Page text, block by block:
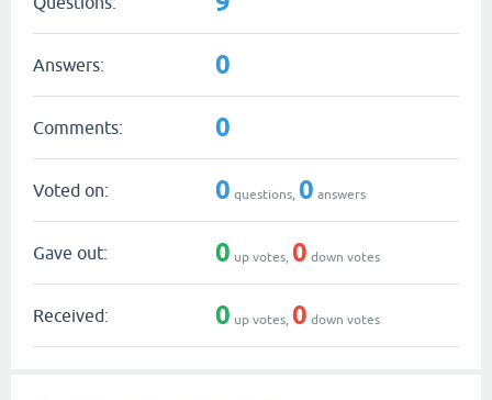
Answers: 0
Comments: 0
Voted on: 0 questions, 0 answers
Gave out: 0 up votes, 0 down votes
Received: 0 up votes, 0 down votes